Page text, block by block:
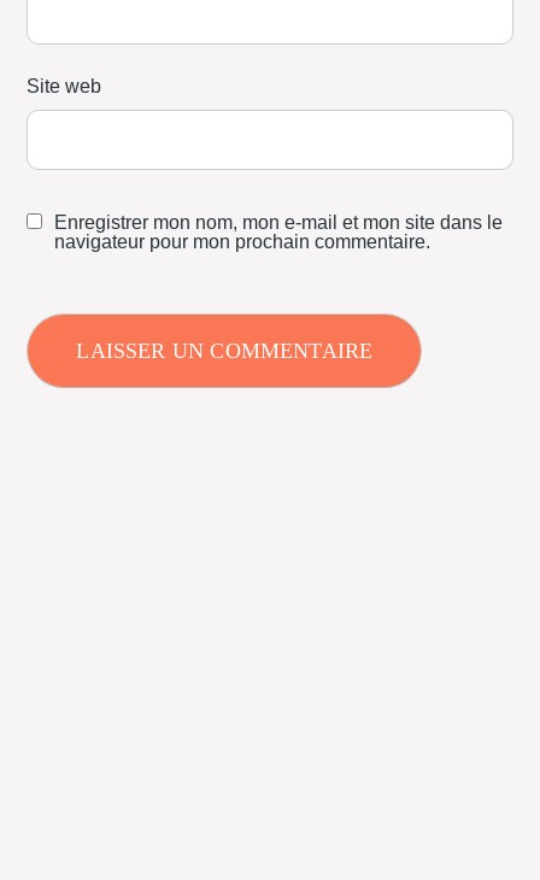
Site web
Enregistrer mon nom, mon e-mail et mon site dans le
navigateur pour mon prochain commentaire.